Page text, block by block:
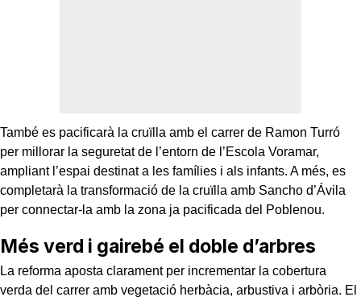
També es pacificarà la cruïlla amb el carrer de Ramon Turró
per millorar la seguretat de l’entorn de l’Escola Voramar,
ampliant l’espai destinat a les famílies i als infants. A més, es
completarà la transformació de la cruïlla amb Sancho d’Ávila
per connectar-la amb la zona ja pacificada del Poblenou.
Més verd i gairebé el doble d’arbres
La reforma aposta clarament per incrementar la cobertura
verda del carrer amb vegetació herbàcia, arbustiva i arbòria. El